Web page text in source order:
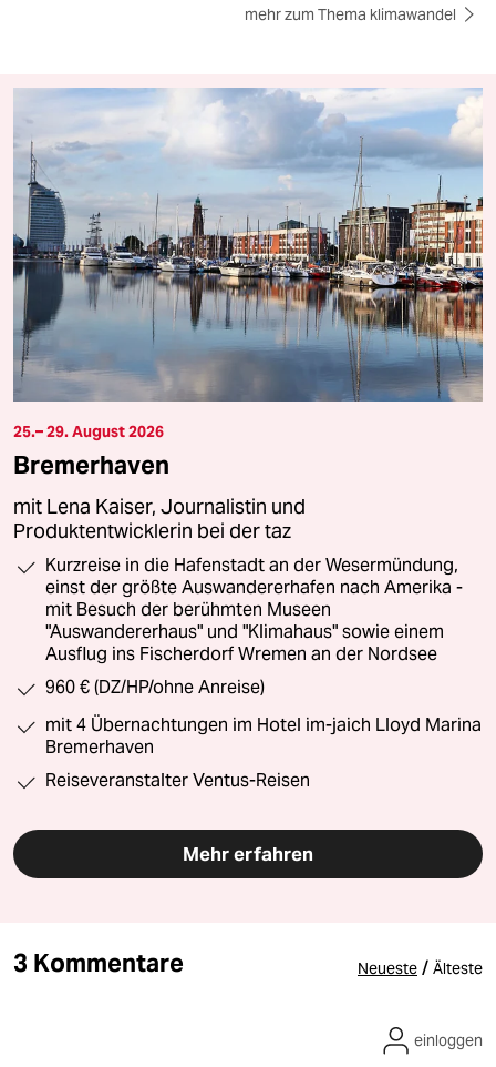
mehr zum Thema klimawandel
25.– 29. August 2026
Bremerhaven
mit Lena Kaiser, Journalistin und
Produktentwicklerin bei der taz
Kurzreise in die Hafenstadt an der Wesermündung,
einst der größte Auswandererhafen nach Amerika -
mit Besuch der berühmten Museen
"Auswandererhaus" und "Klimahaus" sowie einem
Ausflug ins Fischerdorf Wremen an der Nordsee
960 € (DZ/HP/ohne Anreise)
mit 4 Übernachtungen im Hotel im-jaich Lloyd Marina
Bremerhaven
Reiseveranstalter Ventus-Reisen
Mehr erfahren
3 Kommentare Neueste / Älteste
einloggen